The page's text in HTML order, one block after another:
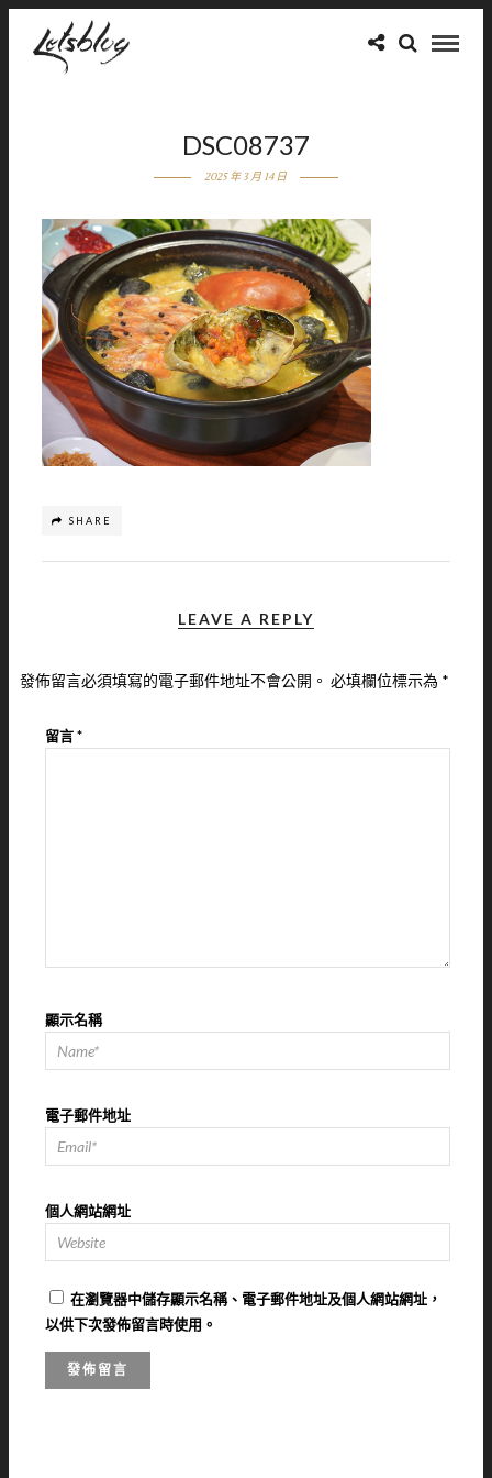
DSC08737
2025 年 3 月 14 日
SHARE
LEAVE A REPLY
發佈留言必須填寫的電子郵件地址不會公開。 必填欄位標示為 *
留言*
顯示名稱
電子郵件地址
個人網站網址
在瀏覽器中儲存顯示名稱、電子郵件地址及個人網站網址，
以供下次發佈留言時使用。